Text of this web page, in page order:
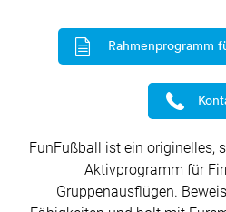
Rahmenprogramm
FunFußball ist ein originelles,
Aktivprogramm für
Gruppenausflügen.